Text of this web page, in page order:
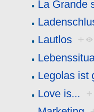
La Grande
Lautlos +
Legolas ist
Love is... +